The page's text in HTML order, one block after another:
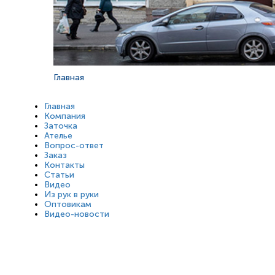
Главная
Главная
Компания
Заточка
Ателье
Вопрос-ответ
Заказ
Контакты
Статьи
Видео
Из рук в руки
Оптовикам
Видео-новости